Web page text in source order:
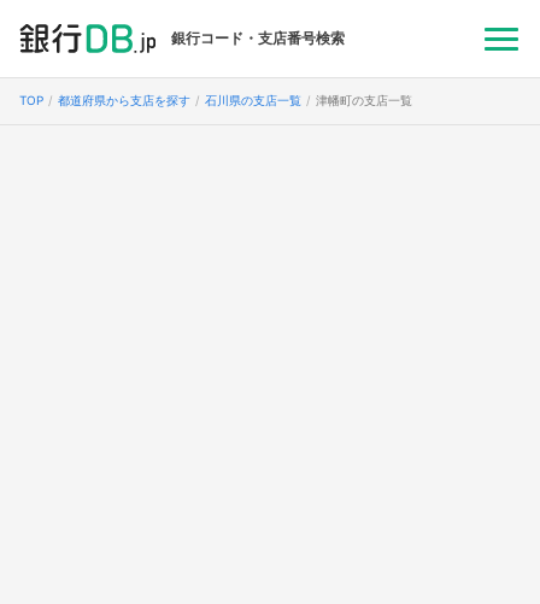
銀行コード・支店番号検索
TOP 都道府県から支店を探す 石川県の支店一覧 津幡町の支店一覧